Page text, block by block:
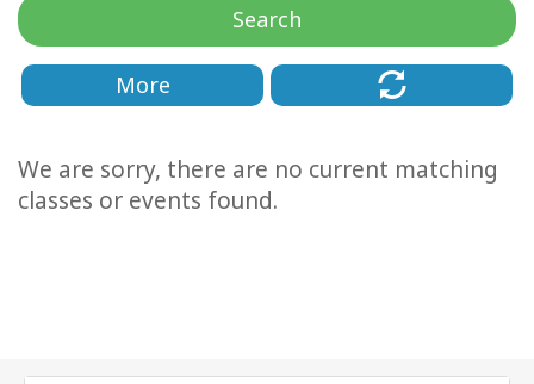
Search
More
We are sorry, there are no current matching
classes or events found.